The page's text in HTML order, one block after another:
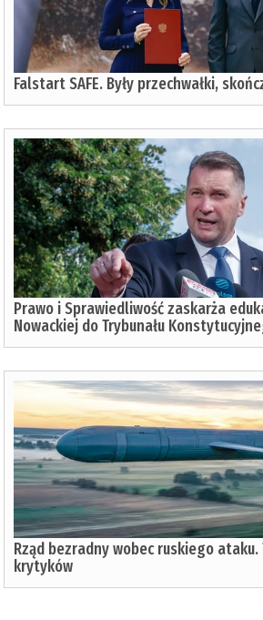
Falstart SAFE. Były przechwałki,
Prawo i Sprawiedliwość zaskarża
Nowackiej do Trybunału
Rząd bezradny wobec ruskiego
krytyków